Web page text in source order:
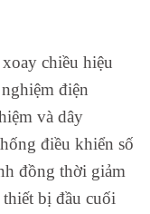
chiều hiệu
điện
và dây
điều khiển số
đồng thời giảm
bị đầu cuối